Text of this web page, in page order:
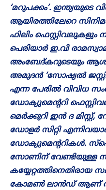
‘മറുപക്കം’. ഇന്ത്യയുടെ
ആയിരത്തിലേറെ
ഫിലിം ഫെസ്റ്റിവലുകളും
പെരിയാർ ഇ.വി
അംബേദ്കറുടെയും
അമുദൻ ‘സോഷ്യൽ
എന്ന പേരിൽ വിവിധ
ഡോക്യുമെന്ററി
മെർക്കുറി ഇൻ ദ
ഡോളർ സിറ്റി
ഡോക്യുമെന്ററികൾ.
സോണിന് വേണ്ടിയുള്ള
കയ്യേറ്റത്തിനെതിരായ
കോമൺ ലാൻഡ് ആണ്